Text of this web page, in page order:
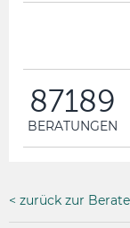
87189
BERATUNGEN
< zurück zur